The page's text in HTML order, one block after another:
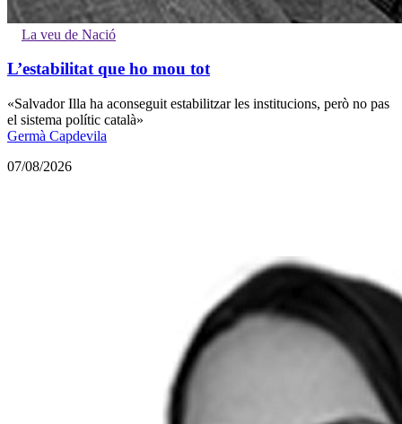
La veu de Nació
L’estabilitat que ho mou tot
«Salvador Illa ha aconseguit estabilitzar les institucions, però no pas
el sistema polític català»
Germà Capdevila
07/08/2026